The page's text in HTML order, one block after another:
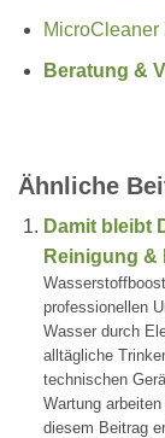
Beratung &
Ähnliche
Damit bleibt
Reinigung &
professionellen
Wasser durch
alltägliche
technischen
Wartung
diesem Beitrag